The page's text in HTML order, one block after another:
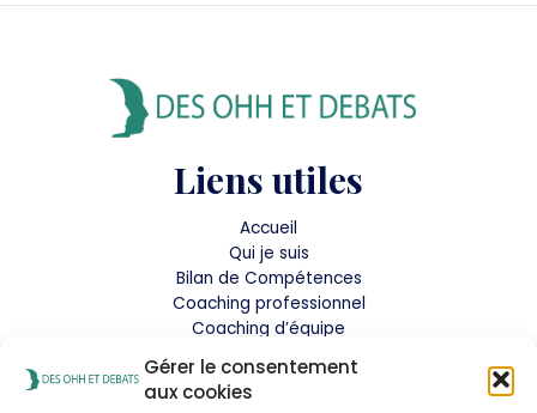
Gérer le consentement
aux cookies
Liens utiles
Accueil
Qui je suis
Bilan de Compétences
Coaching professionnel
Coaching d’équipe
Analyse comportementale
Blog